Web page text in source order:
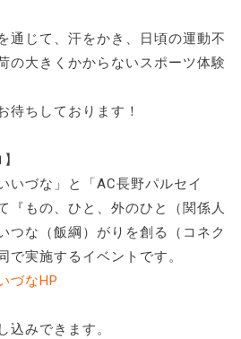
通じて、汗をかき、日頃の運動不
の大きくかからないスポーツ体験
待ちしております！
いづな」と「AC長野パルセイ
『もの、ひと、外のひと（関係人
つな（飯綱）がりを創る（コネク
で実施するイベントです。
づなHP
込みできます。